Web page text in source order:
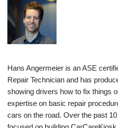
Hans Angermeier is an ASE
Repair Technician and has
showing drivers how to fix things
expertise on basic repair
cars on the road. Over the past